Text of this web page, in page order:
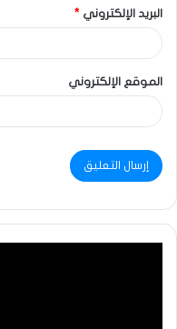
البريد الإلكتروني *
الموقع الإلكتروني